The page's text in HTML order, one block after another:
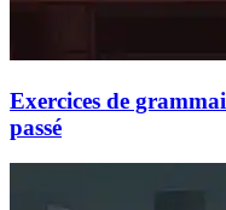
Exercices de
passé